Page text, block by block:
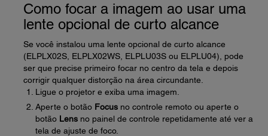
Como focar a imagem ao usar uma
lente opcional de curto alcance
Se você instalou uma lente opcional de curto alcance
(ELPLX02S, ELPLX02WS, ELPLU03S ou ELPLU04), pode
ser que precise primeiro focar no centro da tela e depois
corrigir qualquer distorção na área circundante.
Ligue o projetor e exiba uma imagem.
Aperte o botão Focus no controle remoto ou aperte o
botão Lens no painel de controle repetidamente até ver a
tela de ajuste de foco.